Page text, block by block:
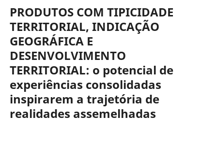
PRODUTOS COM TIPICIDADE
TERRITORIAL, INDICAÇÃO
GEOGRÁFICA E
DESENVOLVIMENTO
TERRITORIAL: o potencial de
experiências consolidadas
inspirarem a trajetória de
realidades assemelhadas